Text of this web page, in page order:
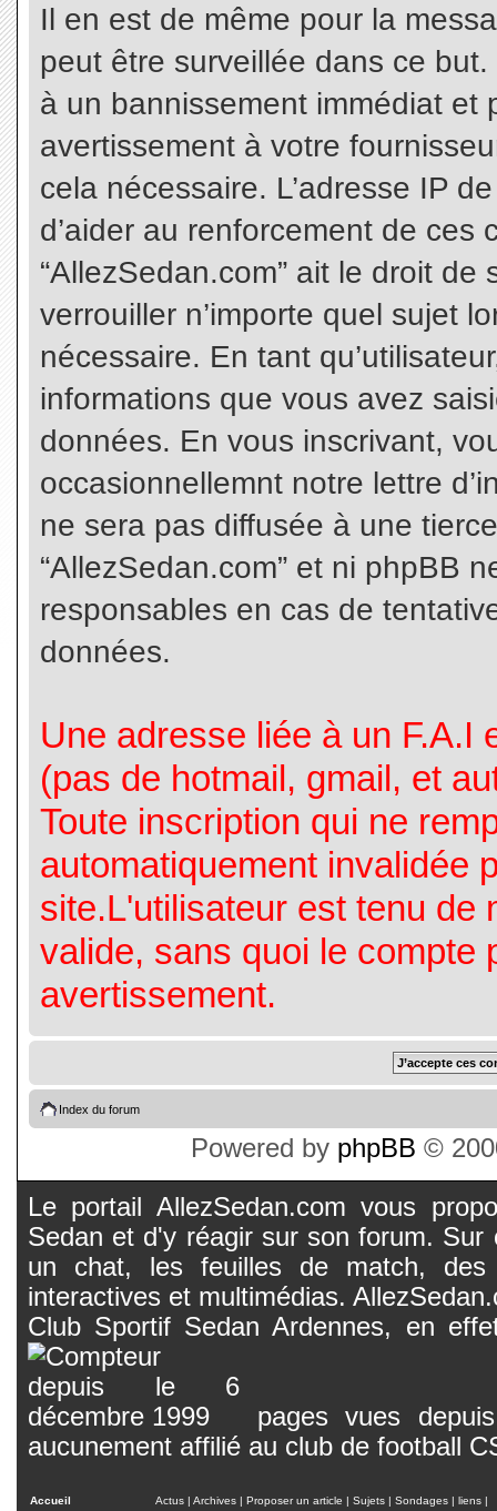
Il en est de même pour la
peut être surveillée dans ce
à un bannissement immédiat et
avertissement à votre
cela nécessaire. L’adresse IP
d’aider au renforcement de
“AllezSedan.com” ait le droit de
verrouiller n’importe quel sujet
nécessaire. En tant
informations que vous avez
données. En vous inscrivant,
occasionnellemnt notre lettre
ne sera pas diffusée à une
“AllezSedan.com” et ni phpBB
responsables en cas de
données.
Une adresse liée à un F.A.I
(pas de hotmail, gmail, et
Toute inscription qui ne
automatiquement invalidée
site.L'utilisateur est tenu de
valide, sans quoi le compte
avertissement.
Index du forum
Powered by phpBB ©
Le portail AllezSedan.com vous
Sedan et d'y réagir sur son forum.
un chat, les feuilles de match, des
interactives et multimédias.
Club Sportif Sedan Ardennes, en
pages vues
aucunement affilié au club de football
Accueil Actus | Archives | Proposer un article | Sujets | Sondages | liens |